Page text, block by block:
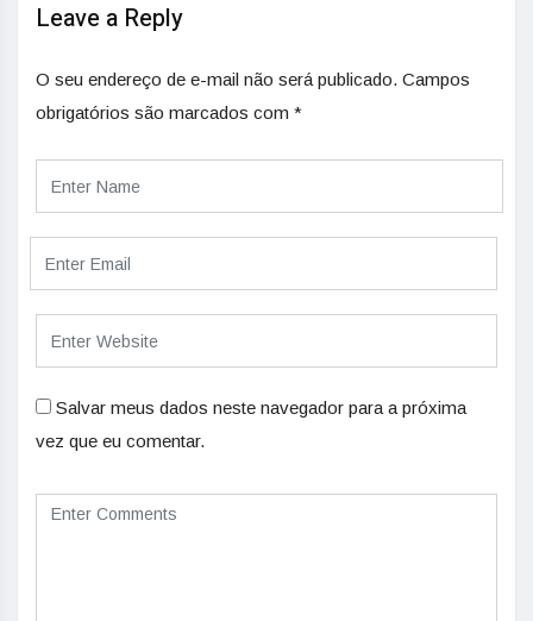
Leave a Reply
O seu endereço de e-mail não será publicado. Campos
obrigatórios são marcados com *
Salvar meus dados neste navegador para a próxima
vez que eu comentar.